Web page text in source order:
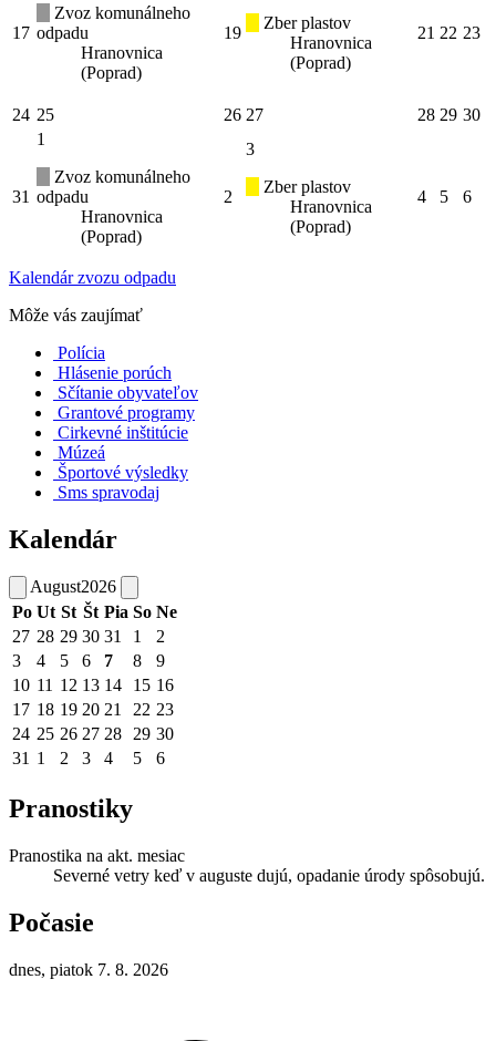
17
Zvoz komunálneho
odpadu
Hranovnica
(Poprad)
19
Zber plastov
Hranovnica
(Poprad)
21 22 23
24 25 26 27 28 29 30
31
1
Zvoz komunálneho
odpadu
Hranovnica
(Poprad)
2
3
Zber plastov
Hranovnica
(Poprad)
4 5 6
Kalendár zvozu odpadu
Môže vás zaujímať
Polícia
Hlásenie porúch
Sčítanie obyvateľov
Grantové programy
Cirkevné inštitúcie
Múzeá
Športové výsledky
Sms spravodaj
Kalendár
August2026
Po Ut St Št Pia So Ne
27 28 29 30 31 1
2
3
4 5 6 7 8
9
10 11 12 13 14 15 16
17 18 19 20 21 22 23
24 25 26 27 28 29 30
31 1 2 3 4 5 6
Pranostiky
Pranostika na akt. mesiac
Severné vetry keď v auguste dujú, opadanie úrody spôsobujú.
Počasie
dnes, piatok 7. 8. 2026